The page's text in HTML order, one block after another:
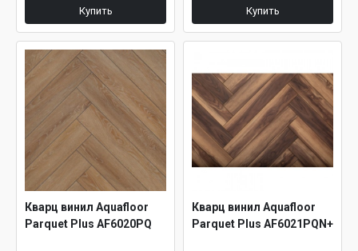
Купить Купить
Кварц винил Aquafloor
Parquet Plus AF6020PQ
Кварц винил Aquafloor
Parquet Plus AF6021PQN+